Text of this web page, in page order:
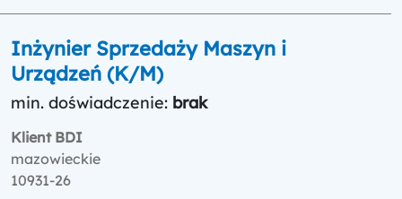
Inżynier Sprzedaży Maszyn i
Urządzeń (K/M)
min. doświadczenie: brak
Klient BDI
mazowieckie
10931-26